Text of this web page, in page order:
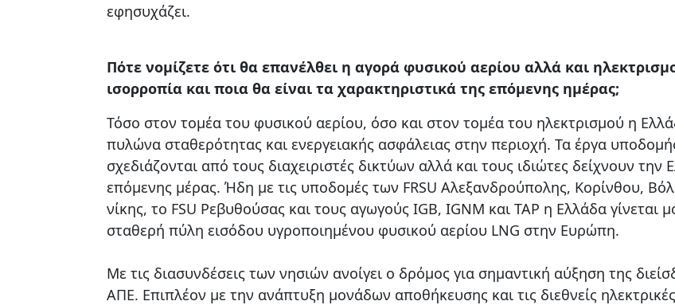
εφησυχάζει.
Πότε νομίζετε ότι θα επανέλθει η αγορά φυσικού αερίου αλλά και
ισορροπία και ποια θα είναι τα χαρακτηριστικά της επόμενης ημέρας;
Τόσο στον τομέα του φυσικού αερίου, όσο και στον τομέα του ηλεκτρισμού η
πυλώνα σταθερότητας και ενεργειακής ασφάλειας στην περιοχή. Τα έργα
σχεδιάζονται από τους διαχειριστές δικτύων αλλά και τους ιδιώτες δείχνουν την
επόμενης μέρας. Ήδη με τις υποδομές των FRSU Αλεξανδρούπολης, Κορίνθου,
νίκης, το FSU Ρεβυθούσας και τους αγωγούς IGB, IGNM και TAP η Ελλάδα γίνεται
σταθερή πύλη εισόδου υγροποιημένου φυσικού αερίου LNG στην Ευρώπη.
Με τις διασυνδέσεις των νησιών ανοίγει ο δρόμος για σημαντική αύξηση της
ΑΠΕ. Επιπλέον με την ανάπτυξη μονάδων αποθήκευσης και τις διεθνείς ηλεκτρικές